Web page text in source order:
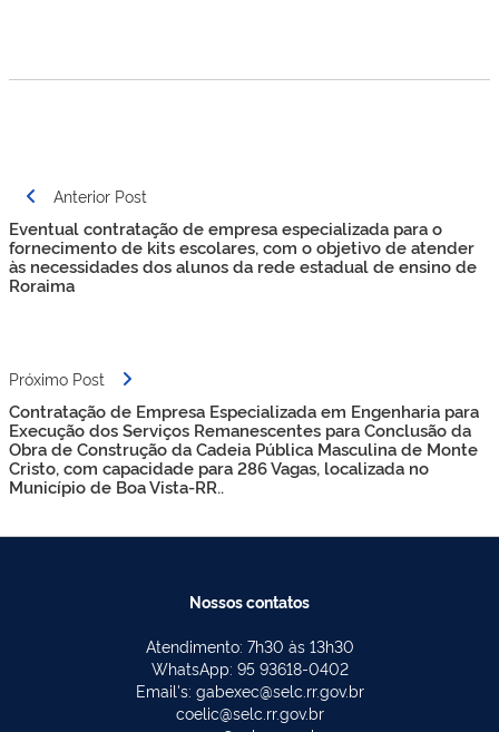
Navegação
de
Post
Anterior Post
Eventual contratação de empresa especializada para o
fornecimento de kits escolares, com o objetivo de atender
às necessidades dos alunos da rede estadual de ensino de
Roraima
Próximo Post
Contratação de Empresa Especializada em Engenharia para
Execução dos Serviços Remanescentes para Conclusão da
Obra de Construção da Cadeia Pública Masculina de Monte
Cristo, com capacidade para 286 Vagas, localizada no
Município de Boa Vista-RR..
Nossos contatos
Atendimento: 7h30 às 13h30
WhatsApp: 95 93618-0402
Email's: gabexec@selc.rr.gov.br
coelic@selc.rr.gov.br